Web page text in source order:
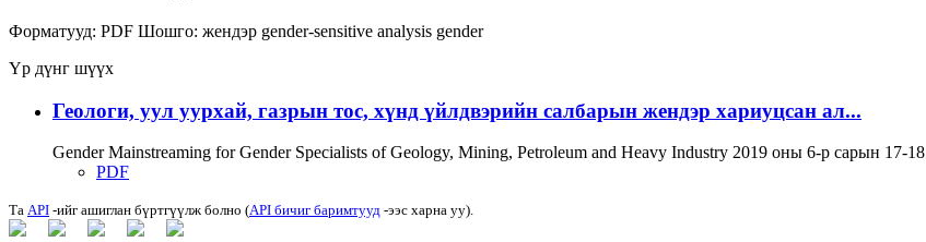
Форматууд: PDF Шошго: жендэр gender-sensitive analysis gender
Үр дүнг шүүх
Геологи, уул уурхай, газрын тос, хүнд үйлдвэрийн салбарын жендэр хариуцсан ал...
Gender Mainstreaming for Gender Specialists of Geology, Mining, Petroleum and Heavy Industry 2019 оны 6-р сарын 17-18
PDF
Та API -ийг ашиглан бүртгүүлж болно (API бичиг баримтууд -ээс харна уу).